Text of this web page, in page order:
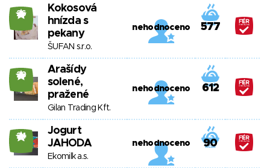
26
Kokosová
hnízda s
pekany
ŠUFAN s.r.o.
nehodnoceno 577
23
Arašídy
solené,
pražené
Gilan Trading Kft.
nehodnoceno 612
24
Jogurt
JAHODA
Ekomilk a.s.
nehodnoceno 90